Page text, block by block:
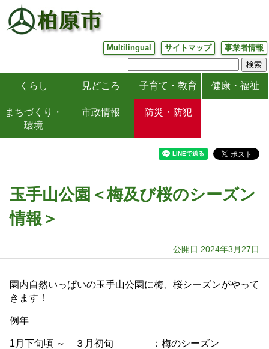
Multilingual サイトマップ 事業者情報
くらし 見どころ 子育て・教育 健康・福祉
まちづくり・
環境
市政情報 防災・防犯
玉手山公園＜梅及び桜のシーズン
情報＞
公開日 2024年3月27日
園内自然いっぱいの玉手山公園に梅、桜シーズンがやって
きます！
例年
1月下旬頃 ～ ３月初旬 ：梅のシーズン